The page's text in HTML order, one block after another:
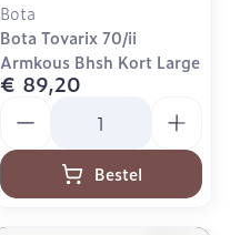
Bota
Bota Tovarix 70/ii
Armkous Bhsh Kort Large
€ 89,20
Bestel